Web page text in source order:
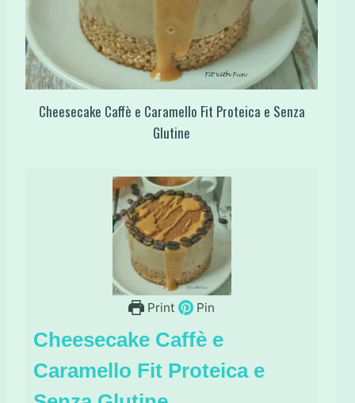
Cheesecake Caffè e Caramello Fit Proteica e Senza
Glutine
Print Pin
Cheesecake Caffè e
Caramello Fit Proteica e